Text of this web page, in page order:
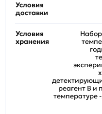
Условия
доставки
Условия
хранения
реагент B и
температуре